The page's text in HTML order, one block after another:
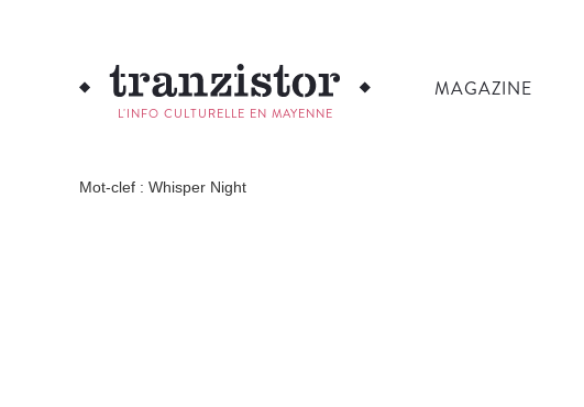
L'INFO CULTURELLE EN MAYENNE
MAGAZINE
Mot-clef : Whisper Night